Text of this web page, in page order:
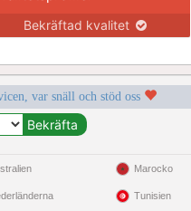
Bekräftad kvalitet
var snäll och stöd oss
Marocko
Tunisien